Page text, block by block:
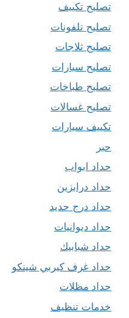
تصليح تكييف
تصليح تلفونات
تصليح ثلاجات
تصليح سيارات
تصليح طباخات
تصليح غسالات
تكييف سيارات
حبر
حداد ابواب
حداد درابزين
حداد درج حديد
حداد ديوانيات
حداد شبابيك
حداد غرف كيربي شينكو
حداد مظلات
خدمات تنظيف